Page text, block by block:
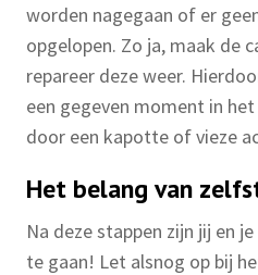
worden nagegaan of er
opgelopen. Zo ja, maak de
repareer deze weer.
een gegeven moment in
door een kapotte of vieze
Het belang van
Na deze stappen zijn jij en
te gaan! Let alsnog op bij